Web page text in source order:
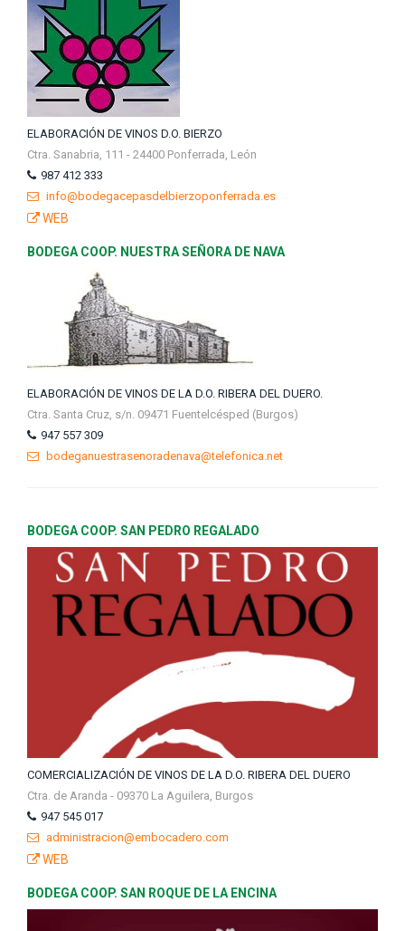
ELABORACIÓN DE VINOS D.O. BIERZO
Ctra. Sanabria, 111 - 24400 Ponferrada, León
987 412 333
info@bodegacepasdelbierzoponferrada.es
WEB
BODEGA COOP. NUESTRA SEÑORA DE NAVA
ELABORACIÓN DE VINOS DE LA D.O. RIBERA DEL DUERO.
Ctra. Santa Cruz, s/n. 09471 Fuentelcésped (Burgos)
947 557 309
bodeganuestrasenoradenava@telefonica.net
BODEGA COOP. SAN PEDRO REGALADO
COMERCIALIZACIÓN DE VINOS DE LA D.O. RIBERA DEL DUERO
Ctra. de Aranda - 09370 La Aguilera, Burgos
947 545 017
administracion@embocadero.com
WEB
BODEGA COOP. SAN ROQUE DE LA ENCINA